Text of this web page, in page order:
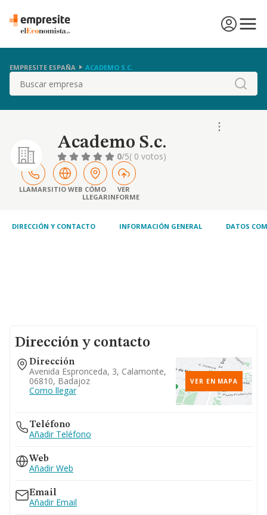
EMPRESITE ESPAÑA ACADEMO S.C.
Buscar
Academo S.c.
0/5( 0 votos)
LLAMARSITIO WEB CÓMO
LLEGAR
VER
INFORME
DIRECCIÓN Y CONTACTO INFORMACIÓN GENERAL DATOS
Dirección y contacto
Dirección
Avenida Espronceda, 3, Calamonte,
06810, Badajoz
Como llegar
VER EN MAPA
Teléfono
Añadir Teléfono
Web
Añadir Web
Email
Añadir Email